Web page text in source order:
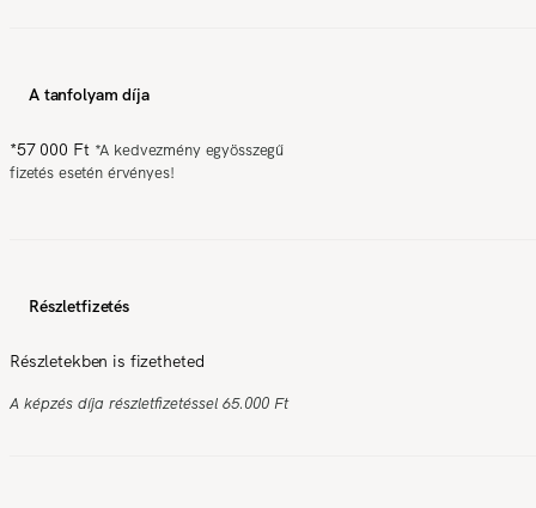
A tanfolyam díja
*57 000 Ft *A kedvezmény egyösszegű
fizetés esetén érvényes!
Részletfizetés
Részletekben is fizetheted
A képzés díja részletfizetéssel 65.000 Ft